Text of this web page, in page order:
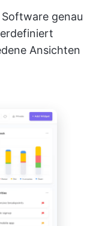
genau
Ansichten